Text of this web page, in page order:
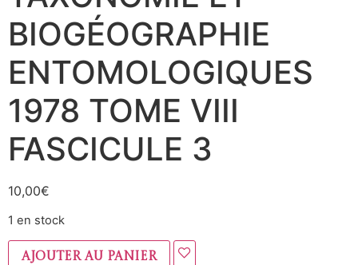
BIOGÉOGRAPHIE
ENTOMOLOGIQUES
1978 TOME VIII
FASCICULE 3
10,00€
1 en stock
Ajouter au panier